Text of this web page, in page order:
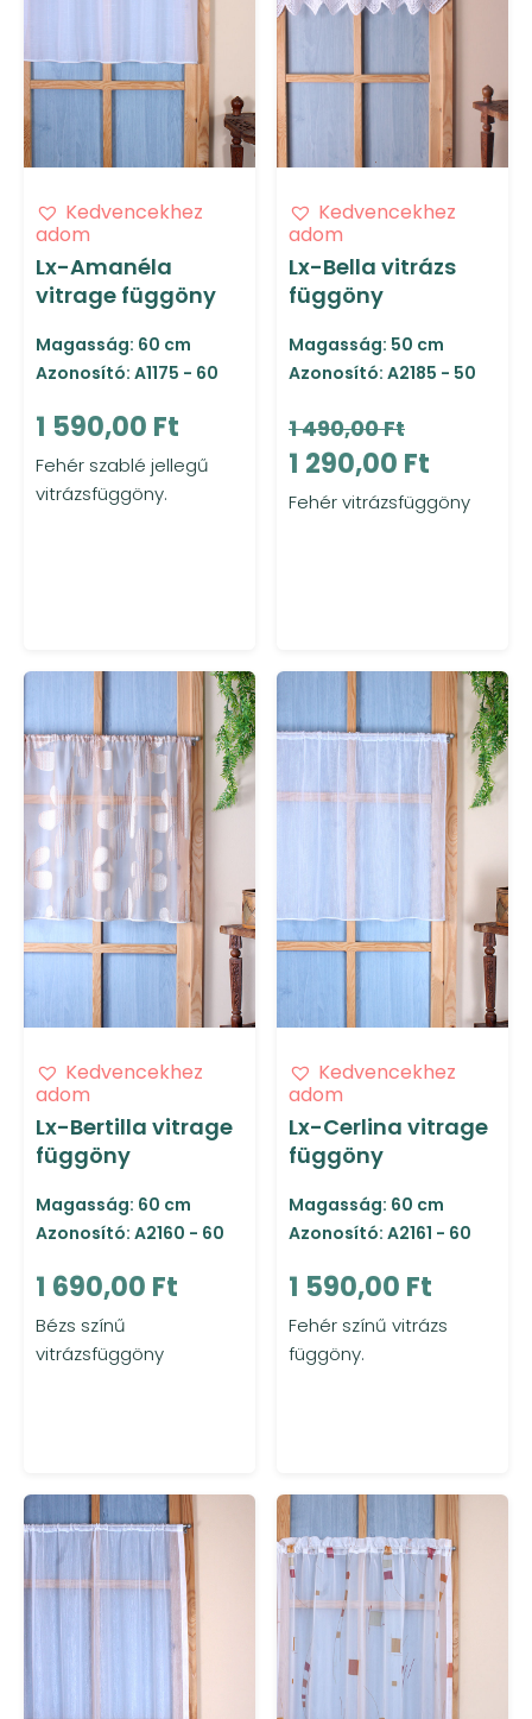
Kedvencekhez
adom
Lx-Amanéla
vitrage függöny
Magasság: 60 cm
Azonosító: A1175 - 60
1 590,00 Ft
Fehér szablé jellegű
vitrázsfüggöny.
Kedvencekhez
adom
Lx-Bella vitrázs
függöny
Magasság: 50 cm
Azonosító: A2185 - 50
1 490,00 Ft
1 290,00 Ft
Fehér vitrázsfüggöny
Kedvencekhez
adom
Lx-Bertilla vitrage
függöny
Magasság: 60 cm
Azonosító: A2160 - 60
1 690,00 Ft
Bézs színű
vitrázsfüggöny
Kedvencekhez
adom
Lx-Cerlina vitrage
függöny
Magasság: 60 cm
Azonosító: A2161 - 60
1 590,00 Ft
Fehér színű vitrázs
függöny.